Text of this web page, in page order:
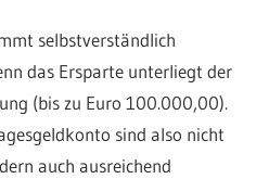
selbstverständlich
das Ersparte unterliegt der
(bis zu Euro 100.000,00).
sind also nicht
auch ausreichend